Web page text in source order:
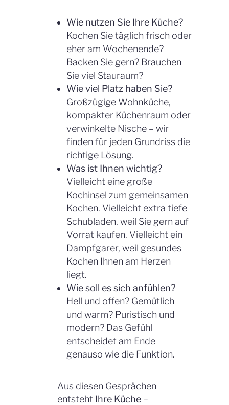
Wie nutzen Sie Ihre Küche?
Kochen Sie täglich frisch oder
eher am Wochenende?
Backen Sie gern? Brauchen
Sie viel Stauraum?
Wie viel Platz haben Sie?
Großzügige Wohnküche,
kompakter Küchenraum oder
verwinkelte Nische – wir
finden für jeden Grundriss die
richtige Lösung.
Was ist Ihnen wichtig?
Vielleicht eine große
Kochinsel zum gemeinsamen
Kochen. Vielleicht extra tiefe
Schubladen, weil Sie gern auf
Vorrat kaufen. Vielleicht ein
Dampfgarer, weil gesundes
Kochen Ihnen am Herzen
liegt.
Wie soll es sich anfühlen?
Hell und offen? Gemütlich
und warm? Puristisch und
modern? Das Gefühl
entscheidet am Ende
genauso wie die Funktion.
Aus diesen Gesprächen
entsteht Ihre Küche –